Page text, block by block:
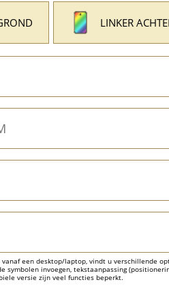
LINKER
een desktop/laptop, vindt u verschillende
symbolen invoegen, tekstaanpassing
versie zijn veel functies beperkt.